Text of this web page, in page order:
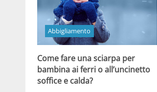
Abbigliamento
Come fare una sciarpa per
bambina ai ferri o all’uncinetto
soffice e calda?